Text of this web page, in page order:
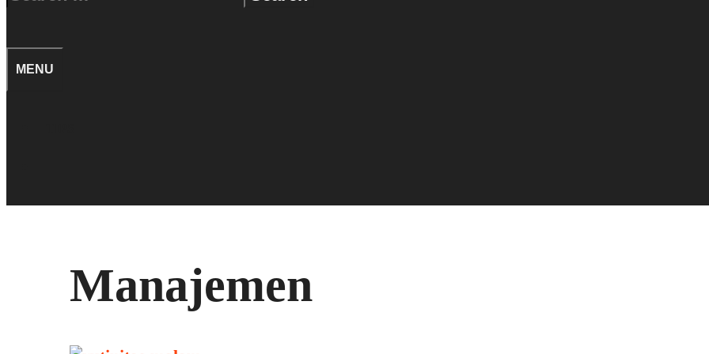
MENU
Manajemen